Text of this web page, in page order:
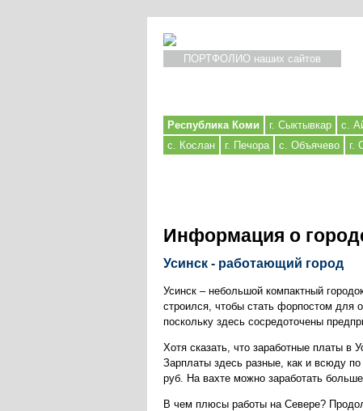
ПОРТФОЛИО наших сайтов
Республика Коми г. Сыктывкар с.
с. Кослан
г. Печора с. Объячево г.
Информация о
Усинск - работающий город
Усинск – небольшой компактный
строился, чтобы стать форпостом для
поскольку здесь сосредоточены
Хотя сказать, что заработные платы в
Зарплаты здесь разные, как и всюду
руб. На вахте можно заработать
В чем плюсы работы на Севере?